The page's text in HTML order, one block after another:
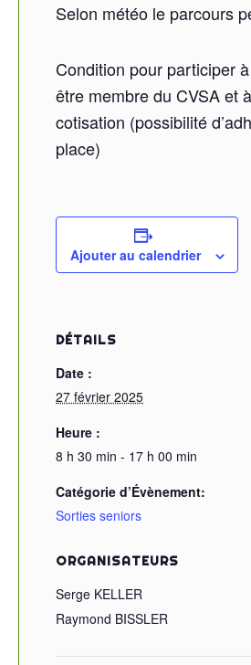
Selon météo le parcours
Condition pour participer
être membre du CVSA et
cotisation (possibilité
place)
Ajouter au calendrier
DÉTAILS
Date :
27 février 2025
Heure :
8 h 30 min - 17 h 00 min
Catégorie d’Évènement:
Sorties seniors
ORGANISATEURS
Serge KELLER
Raymond BISSLER